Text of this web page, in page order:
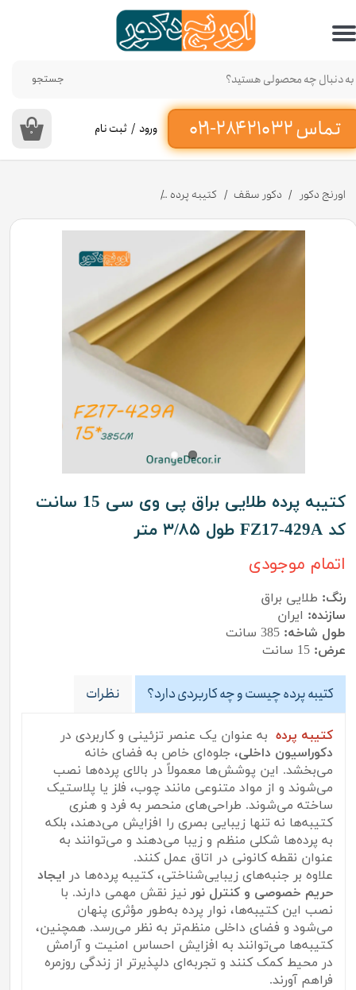
تماس ۳۲ ۲۱۰ ۲۸۴-۰۲۱‌
جستجو
۰ ورود / ثبت نام
حساب کاربری من
تغییر گذر واژه
سفارشات
خروج از حساب کاربری
اورنج دکور دکور سقف کتیبه پرده
کتیبه پرده طلایی براق پی وی سی 15 سانت
کد FZ17-429A طول ۳/۸۵ متر
اتمام موجودی
رنگ: طلایی براق
سازنده: ایران
طول شاخه: 385 سانت
عرض: 15 سانت
کتیبه پرده چیست و چه کاربردی دارد؟ نظرات
کتیبه پرده به عنوان یک عنصر تزئینی و کاربردی در
دکوراسیون داخلی، جلوه‌ای خاص به فضای خانه
می‌بخشد. این پوشش‌ها معمولاً در بالای پرده‌ها نصب
می‌شوند و از مواد متنوعی مانند چوب، فلز یا پلاستیک
ساخته می‌شوند. طراحی‌های منحصر به فرد و هنری
کتیبه‌ها نه تنها زیبایی بصری را افزایش می‌دهند، بلکه
به پرده‌ها شکلی منظم و زیبا می‌دهند و می‌توانند به
عنوان نقطه کانونی در اتاق عمل کنند.
علاوه بر جنبه‌های زیبایی‌شناختی، کتیبه پرده‌ها در ایجاد
حریم خصوصی و کنترل نور نیز نقش مهمی دارند. با
نصب این کتیبه‌ها، نوار پرده به‌طور مؤثری پنهان
می‌شود و فضای داخلی منظم‌تر به نظر می‌رسد. همچنین،
کتیبه‌ها می‌توانند به افزایش احساس امنیت و آرامش
در محیط کمک کنند و تجربه‌ای دلپذیرتر از زندگی روزمره
فراهم آورند.